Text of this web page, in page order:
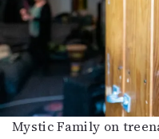
5/
Mystic Family on